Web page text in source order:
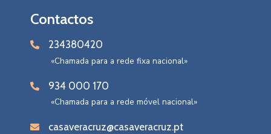
Contactos
234380420
«Chamada para a rede fixa nacional»
934 000 170
«Chamada para a rede móvel nacional»
casaveracruz@casaveracruz.pt